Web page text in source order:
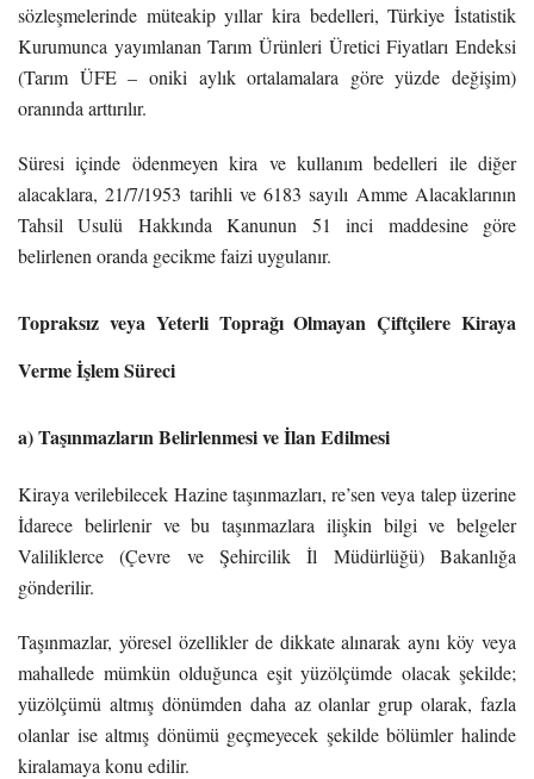
sözleşmelerinde müteakip yıllar kira bedelleri, Türkiye İstatistik
Kurumunca yayımlanan Tarım Ürünleri Üretici Fiyatları Endeksi
(Tarım ÜFE – oniki aylık ortalamalara göre yüzde değişim)
oranında arttırılır.
Süresi içinde ödenmeyen kira ve kullanım bedelleri ile diğer
alacaklara, 21/7/1953 tarihli ve 6183 sayılı Amme Alacaklarının
Tahsil Usulü Hakkında Kanunun 51 inci maddesine göre
belirlenen oranda gecikme faizi uygulanır.
Topraksız veya Yeterli Toprağı Olmayan Çiftçilere Kiraya
Verme İşlem Süreci
a) Taşınmazların Belirlenmesi ve İlan Edilmesi
Kiraya verilebilecek Hazine taşınmazları, re’sen veya talep üzerine
İdarece belirlenir ve bu taşınmazlara ilişkin bilgi ve belgeler
Valiliklerce (Çevre ve Şehircilik İl Müdürlüğü) Bakanlığa
gönderilir.
Taşınmazlar, yöresel özellikler de dikkate alınarak aynı köy veya
mahallede mümkün olduğunca eşit yüzölçümde olacak şekilde;
yüzölçümü altmış dönümden daha az olanlar grup olarak, fazla
olanlar ise altmış dönümü geçmeyecek şekilde bölümler halinde
kiralamaya konu edilir.